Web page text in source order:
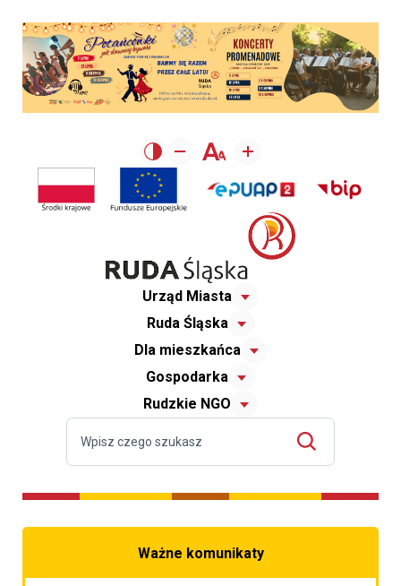
Urząd Miasta
Ruda Śląska
Dla mieszkańca
Gospodarka
Rudzkie NGO
Ważne komunikaty